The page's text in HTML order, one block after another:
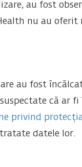
au fost
nu au
au fost
că ar
privind
datele lor.